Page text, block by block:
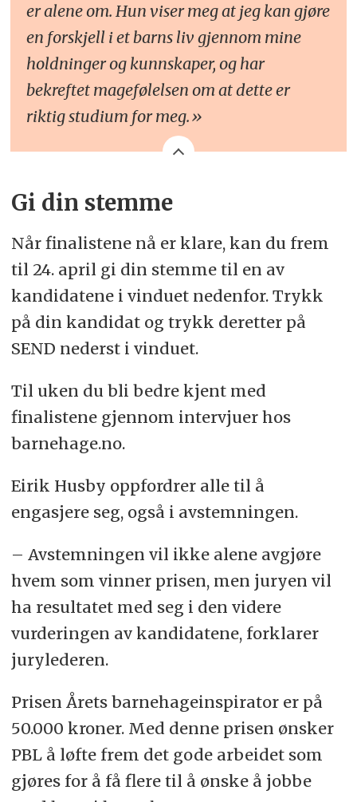
er alene om. Hun viser meg at jeg kan gjøre
en forskjell i et barns liv gjennom mine
holdninger og kunnskaper, og har
bekreftet magefølelsen om at dette er
riktig studium for meg.»
Gi din stemme
Når finalistene nå er klare, kan du frem
til 24. april gi din stemme til en av
kandidatene i vinduet nedenfor. Trykk
på din kandidat og trykk deretter på
SEND nederst i vinduet.
Til uken du bli bedre kjent med
finalistene gjennom intervjuer hos
barnehage.no.
Eirik Husby oppfordrer alle til å
engasjere seg, også i avstemningen.
– Avstemningen vil ikke alene avgjøre
hvem som vinner prisen, men juryen vil
ha resultatet med seg i den videre
vurderingen av kandidatene, forklarer
jurylederen.
Prisen Årets barnehageinspirator er på
50.000 kroner. Med denne prisen ønsker
PBL å løfte frem det gode arbeidet som
gjøres for å få flere til å ønske å jobbe